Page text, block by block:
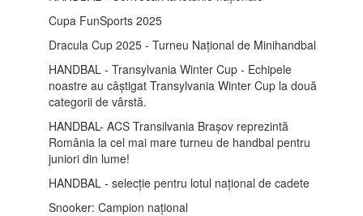
Cupa FunSports 2025
Dracula Cup 2025 - Turneu Național de Minihandbal
HANDBAL - Transylvania Winter Cup - Echipele
noastre au câștigat Transylvania Winter Cup la două
categorii de vârstă.
HANDBAL- ACS Transilvania Brașov reprezintă
România la cel mai mare turneu de handbal pentru
juniori din lume!
HANDBAL - selecție pentru lotul național de cadete
Snooker: Campion național